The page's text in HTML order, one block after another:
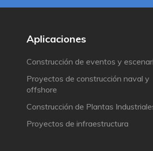
Aplicaciones
Construcción de eventos y
Proyectos de construcción naval y
offshore
Construcción de Plantas
Proyectos de infraestructura